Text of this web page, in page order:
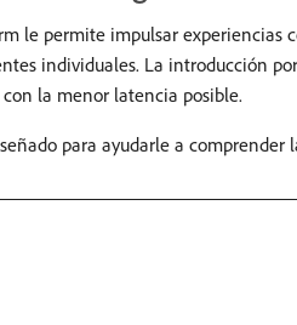
le permite impulsar
individuales. La introducción
la menor latencia posible.
para ayudarle a